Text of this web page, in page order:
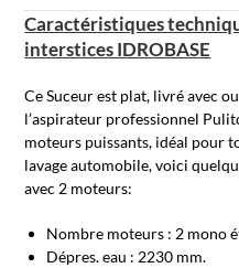
Caractéristiques
interstices IDROBASE
Ce Suceur est plat, livré avec
l’aspirateur professionnel
moteurs puissants, idéal pour
lavage automobile, voici
avec 2 moteurs:
Nombre moteurs : 2 mono
Dépres. eau : 2230 mm.